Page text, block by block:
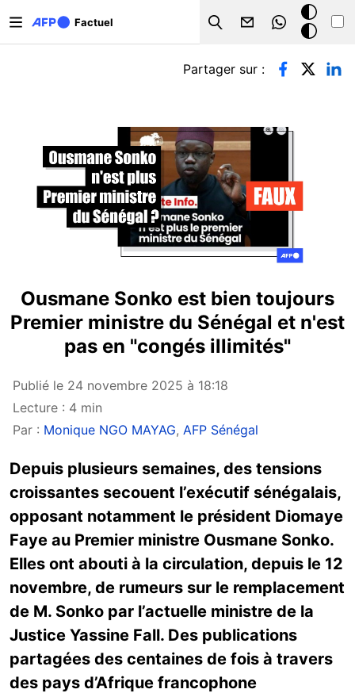
Factuel
Search
Mode
sombre
Onglets principaux
Partager sur :
Ousmane Sonko est bien toujours
Premier ministre du Sénégal et n'est
pas en "congés illimités"
Publié le 24 novembre 2025 à 18:18
Lecture : 4 min
Par : Monique NGO MAYAG, AFP Sénégal
Depuis plusieurs semaines, des tensions
croissantes secouent l’exécutif sénégalais,
opposant notamment le président Diomaye
Faye au Premier ministre Ousmane Sonko.
Elles ont abouti à la circulation, depuis le 12
novembre, de rumeurs sur le remplacement
de M. Sonko par l’actuelle ministre de la
Justice Yassine Fall. Des publications
partagées des centaines de fois à travers
des pays d’Afrique francophone